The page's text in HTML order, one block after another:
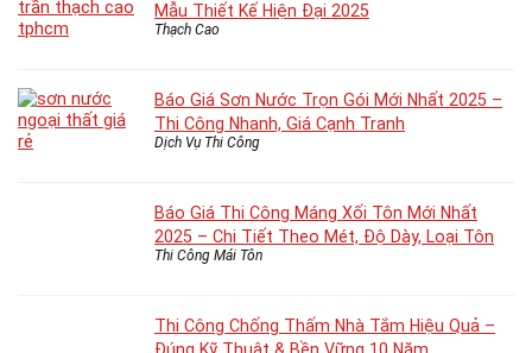
Mẫu Thiết Kế Hiện Đại 2025
Thạch Cao
Báo Giá Sơn Nước Trọn Gói Mới Nhất 2025 –
Thi Công Nhanh, Giá Cạnh Tranh
Dịch Vụ Thi Công
Báo Giá Thi Công Máng Xối Tôn Mới Nhất
2025 – Chi Tiết Theo Mét, Độ Dày, Loại Tôn
Thi Công Mái Tôn
Thi Công Chống Thấm Nhà Tắm Hiệu Quả –